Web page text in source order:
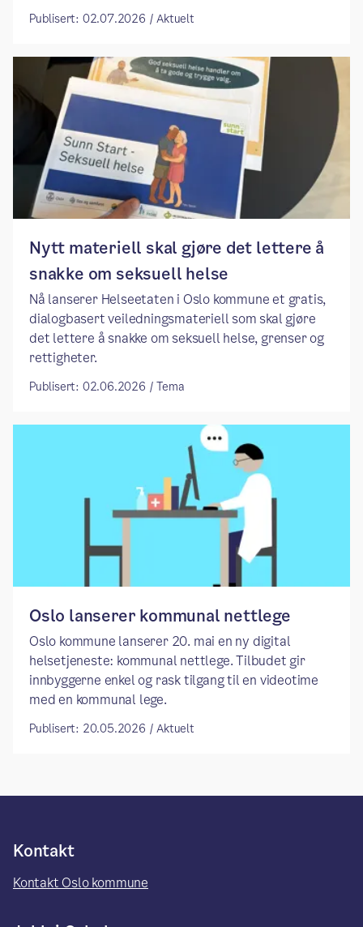
Publisert: 02.07.2026 / Aktuelt
Nytt materiell skal gjøre det lettere å
snakke om seksuell helse
Nå lanserer Helseetaten i Oslo kommune et gratis,
dialogbasert veiledningsmateriell som skal gjøre
det lettere å snakke om seksuell helse, grenser og
rettigheter.
Publisert: 02.06.2026 / Tema
Oslo lanserer kommunal nettlege
​​Oslo kommune lanserer 20. mai en ny digital
helsetjeneste: kommunal nettlege. Tilbudet gir
innbyggerne enkel og rask tilgang til en videotime
med en kommunal lege.​
Publisert: 20.05.2026 / Aktuelt
Kontakt
Kontakt Oslo kommune